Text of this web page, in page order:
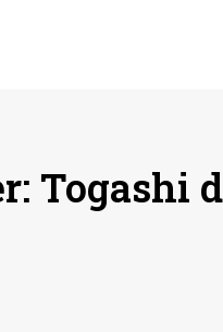
Togashi